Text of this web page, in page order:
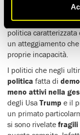
Quando
crisi economica
politica caratterizzata
un atteggiamento
proprie incapacità.
I politici che negli
politica fatta di
meno attivi nella
degli Usa Trump e il
un primato
si sono rivelate fragili